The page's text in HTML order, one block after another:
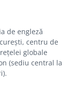
de engleză
centru de
globale
(sediu central la